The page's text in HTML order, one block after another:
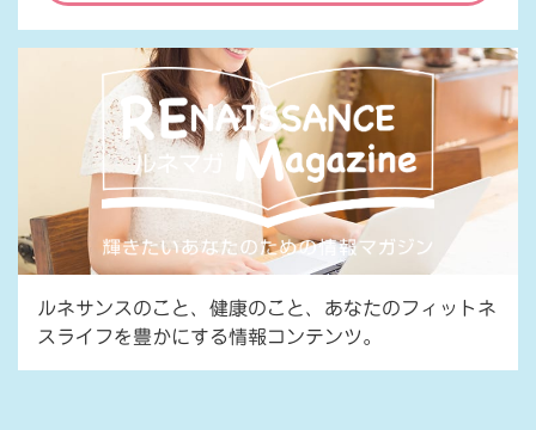
ルネサンスのこと、健康のこと、あなたのフィットネ
スライフを豊かにする情報コンテンツ。